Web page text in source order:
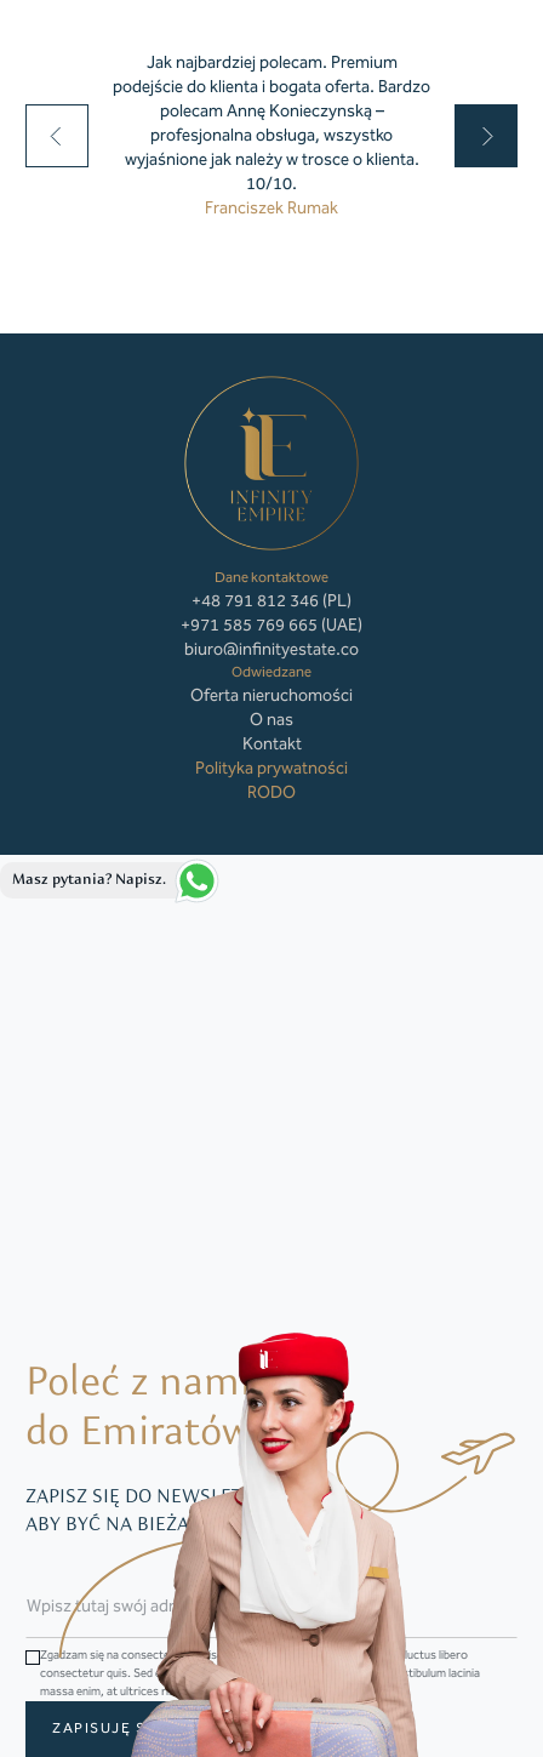
Jak najbardziej polecam. Premium
podejście do klienta i bogata oferta. Bardzo
polecam Annę Konieczynską –
profesjonalna obsługa, wszystko
wyjaśnione jak należy w trosce o klienta.
10/10.
Franciszek Rumak
Dane kontaktowe
+48 791 812 346 (PL)
+971 585 769 665 (UAE)
biuro@infinityestate.co
Odwiedzane
Oferta nieruchomości
O nas
Kontakt
Polityka prywatności
RODO
Masz pytania? Napisz.
Poleć z nami
do Emiratów
ZAPISZ SIĘ DO NEWSLETTERA,
ABY BYĆ NA BIEŻĄCO Z NASZĄ OFERTĄ
Zgadzam się na consectetur adipiscing elit. Sed convallis dapibus mi, ac luctus libero
consectetur quis. Sed et mi dictum, vestibulum augue ut, feugiat dui. Vestibulum lacinia
massa enim, at ultrices risus imperdiet venenatis.